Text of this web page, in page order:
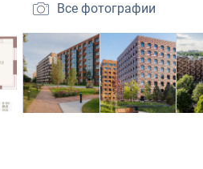
Все фотографии